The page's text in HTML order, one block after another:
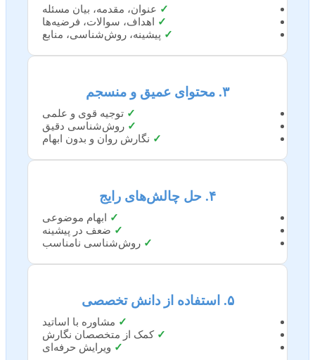
✓ عنوان، مقدمه، بیان مسئله
✓ اهداف، سوالات، فرضیه‌ها
✓ پیشینه، روش‌شناسی، منابع
۳. محتوای عمیق و منسجم
✓ توجیه قوی و علمی
✓ روش‌شناسی دقیق
✓ نگارش روان و بدون ابهام
۴. حل چالش‌های رایج
✓ ابهام موضوعی
✓ ضعف در پیشینه
✓ روش‌شناسی نامناسب
۵. استفاده از دانش تخصصی
✓ مشاوره با اساتید
✓ کمک از متخصصان نگارش
✓ ویرایش حرفه‌ای